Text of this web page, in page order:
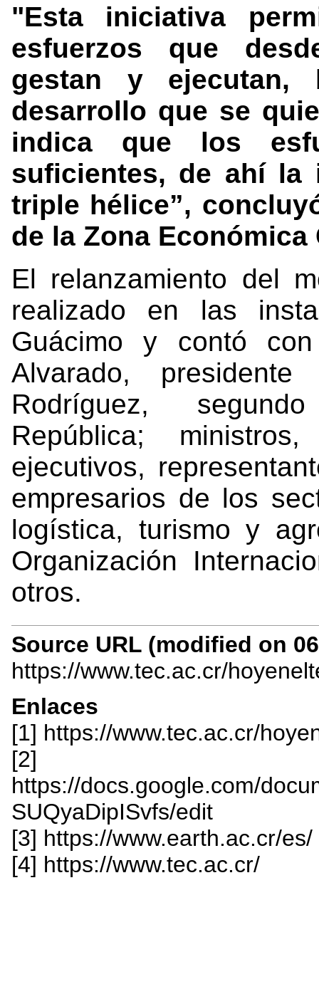
"Esta iniciativa
esfuerzos que
gestan y
desarrollo que se
indica que los
suficientes, de ahí la
triple hélice”,
de la Zona Económica
El relanzamiento del
realizado en las
Guácimo y contó
Alvarado,
Rodríguez,
República;
ejecutivos,
empresarios de los
logística, turismo y
Organización
otros.
Source URL (modified on
https://www.tec.ac.cr/
Enlaces
[1] https://www.tec.ac.cr/
[2]
https://docs.google.com/
SUQyaDipISvfs/edit
[3] https://www.earth.ac.cr/es/
[4] https://www.tec.ac.cr/